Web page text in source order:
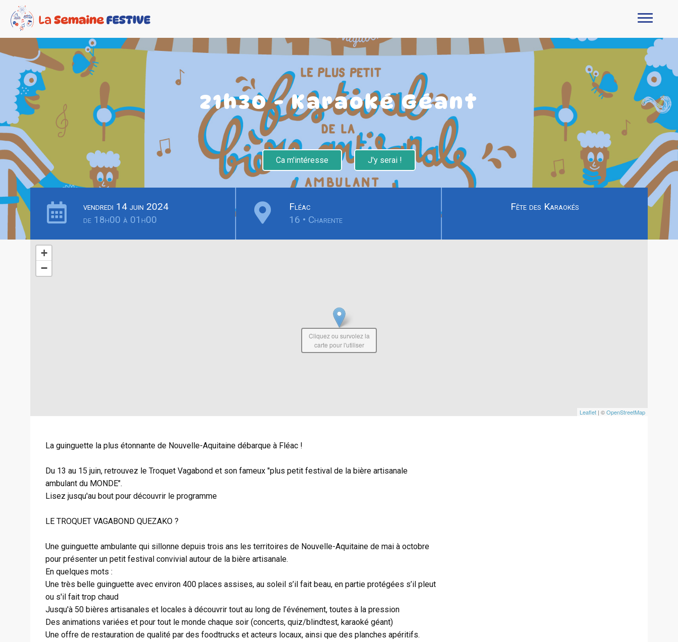
21h30 - Karaoké Géant
Ca m'intéresse J'y serai !
vendredi 14 juin 2024
de 18h00 à 01h00
Fléac
16 • Charente
Fête des Karaokés
+
−
Leaflet | ©OpenStreetMap
Cliquez ou survolez la
carte pour l'utiliser
La guinguette la plus étonnante de Nouvelle-Aquitaine débarque à Fléac !
Du 13 au 15 juin, retrouvez le Troquet Vagabond et son fameux "plus petit festival de la bière artisanale
ambulant du MONDE".
Lisez jusqu'au bout pour découvrir le programme
LE TROQUET VAGABOND QUEZAKO ?
Une guinguette ambulante qui sillonne depuis trois ans les territoires de Nouvelle-Aquitaine de mai à octobre
pour présenter un petit festival convivial autour de la bière artisanale.
En quelques mots :
Une très belle guinguette avec environ 400 places assises, au soleil s’il fait beau, en partie protégées s’il pleut
ou s'il fait trop chaud
Jusqu'à 50 bières artisanales et locales à découvrir tout au long de l’événement, toutes à la pression
Des animations variées et pour tout le monde chaque soir (concerts, quiz/blindtest, karaoké géant)
Une offre de restauration de qualité par des foodtrucks et acteurs locaux, ainsi que des planches apéritifs.